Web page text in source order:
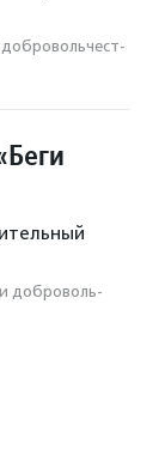
доброволь­чест­
и доброволь­